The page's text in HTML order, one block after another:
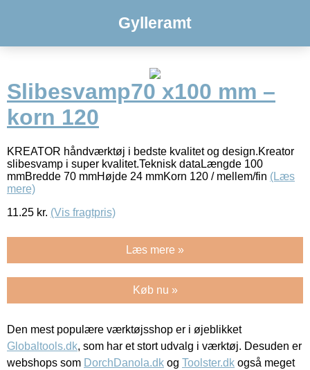
Gylleramt
Slibesvamp70 x100 mm –
korn 120
KREATOR håndværktøj i bedste kvalitet og design.Kreator
slibesvamp i super kvalitet.Teknisk dataLængde 100
mmBredde 70 mmHøjde 24 mmKorn 120 / mellem/fin (Læs
mere)
11.25 kr. (Vis fragtpris)
Læs mere »
Køb nu »
Den mest populære værktøjsshop er i øjeblikket
Globaltools.dk, som har et stort udvalg i værktøj. Desuden er
webshops som DorchDanola.dk og Toolster.dk også meget